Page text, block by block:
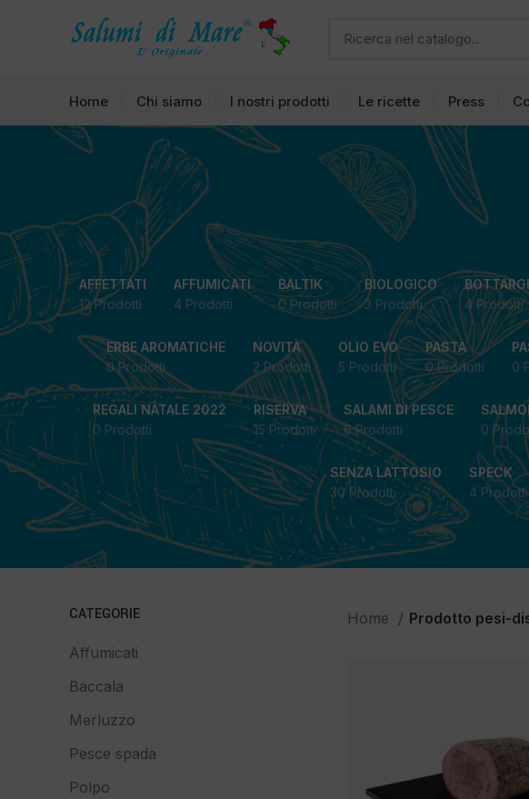
Home Chi siamo I nostri prodotti Le ricette Press
AFFETTATI
12 Prodotti
AFFUMICATI
4 Prodotti
BALTIK
0 Prodotti
BIOLOGICO
3 Prodotti
4 Prodotti
ERBE AROMATICHE
0 Prodotti
NOVITÀ
2 Prodotti
OLIO EVO
5 Prodotti
PASTA
0 Prodotti
0
REGALI NATALE 2022
0 Prodotti
RISERVA
15 Prodotti
SALAMI DI PESCE
6 Prodotti
0
SENZA LATTOSIO
30 Prodotti
SPECK
4 Prodotti
CATEGORIE
Affumicati
Baccala
Merluzzo
Pesce spada
Polpo
Home Prodotto pesi-